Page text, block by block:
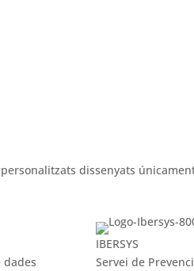
dissenyats
dades
IBERSYS
Servei de